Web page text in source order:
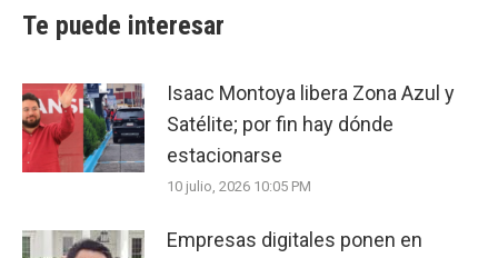
Te puede interesar
Isaac Montoya libera Zona Azul y
Satélite; por fin hay dónde
estacionarse
10 julio, 2026 10:05 PM
Empresas digitales ponen en